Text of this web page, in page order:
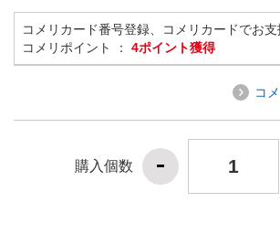
コメリカード番号登録、コメリカードでお
コメリポイント ： 4ポイント獲得
コ
購入個数